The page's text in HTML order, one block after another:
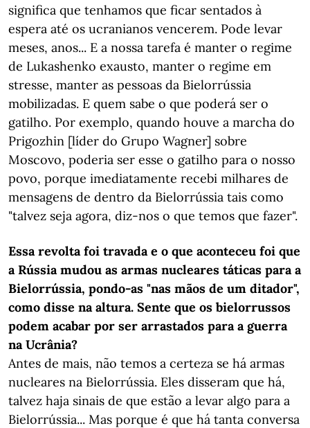
significa que tenhamos que ficar sentados à
espera até os ucranianos vencerem. Pode levar
meses, anos... E a nossa tarefa é manter o regime
de Lukashenko exausto, manter o regime em
stresse, manter as pessoas da Bielorrússia
mobilizadas. E quem sabe o que poderá ser o
gatilho. Por exemplo, quando houve a marcha do
Prigozhin [líder do Grupo Wagner] sobre
Moscovo, poderia ser esse o gatilho para o nosso
povo, porque imediatamente recebi milhares de
mensagens de dentro da Bielorrússia tais como
"talvez seja agora, diz-nos o que temos que fazer".
Essa revolta foi travada e o que aconteceu foi que
a Rússia mudou as armas nucleares táticas para a
Bielorrússia, pondo-as "nas mãos de um ditador",
como disse na altura. Sente que os bielorrussos
podem acabar por ser arrastados para a guerra
na Ucrânia?
Antes de mais, não temos a certeza se há armas
nucleares na Bielorrússia. Eles disseram que há,
talvez haja sinais de que estão a levar algo para a
Bielorrússia... Mas porque é que há tanta conversa